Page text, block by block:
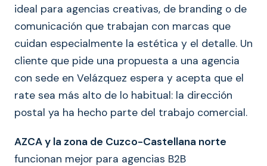
ideal para agencias creativas, de branding o de
comunicación que trabajan con marcas que
cuidan especialmente la estética y el detalle. Un
cliente que pide una propuesta a una agencia
con sede en Velázquez espera y acepta que el
rate sea más alto de lo habitual: la dirección
postal ya ha hecho parte del trabajo comercial.
AZCA y la zona de Cuzco-Castellana norte
funcionan mejor para agencias B2B